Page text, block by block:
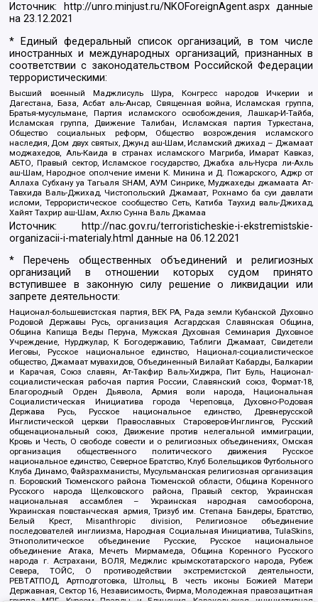
Источник: http://unro.minjust.ru/NKOForeignAgent.aspxданные
на23.12.2021
* Единый федеральный список организаций, в том числе
иностранных и международных организаций, признанных в
соответствии с законодательством Российской Федерации
террористическими:
Высший военный Маджлисуль Шура, Конгресс народов Ичкерии и
Дагестана, База, Асбат аль-Ансар, Священная война, Исламская группа,
Братья-мусульмане, Партия исламского освобождения, Лашкар-И-Тайба,
Исламская группа, Движение Талибан, Исламская партия Туркестана,
Общество социальных реформ, Общество возрождения исламского
наследия, Дом двух святых, Джунд аш-Шам, Исламский джихад – Джамаат
моджахедов, Аль-Каида в странах исламского Магриба, Имарат Кавказ,
АБТО, Правый сектор, Исламское государство, Джабха аль-Нусра ли-Ахль
аш-Шам, Народное ополчение имени К. Минина и Д. Пожарского, Аджр от
Аллаха Субхану уа Тагьаля SHAM, АУМ Синрике, Муджахеды джамаата Ат-
Тавхида Валь-Джихад, Чистопольский Джамаат, Рохнамо ба суи давлати
исломи, Террористическое сообщество Сеть, Катиба Таухид валь-Джихад,
Хайят Тахрир аш-Шам, Ахлю Сунна Валь Джамаа
Источник:
http://nac.gov.ru/terroristicheskie-i-ekstremistskie-
organizacii-i-materialy.html данные на06.12.2021
* Перечень общественных объединений и религиозных
организаций в отношении которых судом принято
вступившее в законную силу решение о ликвидации или
запрете деятельности:
Национал-большевистская партия, ВЕК РА, Рада земли Кубанской Духовно
Родовой Державы Русь, организация Асгардская Славянская Община,
Община Капища Веды Перуна, Мужская Духовная Семинария Духовное
Учреждение, Нурджулар, К Богодержавию, Таблиги Джамаат, Свидетели
Иеговы, Русское национальное единство, Национал-социалистическое
общество, Джамаат мувахидов, Объединенный Вилайат Кабарды, Балкарии
и Карачая, Союз славян, Ат-Такфир Валь-Хиджра, Пит Буль, Национал-
социалистическая рабочая партия России, Славянский союз, Формат-18,
Благородный Орден Дьявола, Армия воли народа, Национальная
Социалистическая Инициатива города Череповца, Духовно-Родовая
Держава Русь, Русское национальное единство, Древнерусской
Инглистической церкви Православных Староверов-Инглингов, Русский
общенациональный союз, Движение против нелегальной иммиграции,
Кровь и Честь, О свободе совести и о религиозных объединениях, Омская
организация общественного политического движения Русское
национальное единство, Северное Братство, Клуб Болельщиков Футбольного
Клуба Динамо, Файзрахманисты, Мусульманская религиозная организация
п. Боровский Тюменского района Тюменской области, Община Коренного
Русского народа Щелковского района, Правый сектор, Украинская
национальная ассамблея – Украинская народная самооборона,
Украинская повстанческая армия, Тризуб им. Степана Бандеры, Братство,
Белый Крест, Misanthropic division, Религиозное объединение
последователей инглиизма, Народная Социальная Инициатива, TulaSkins,
Этнополитическое объединение Русские, Русское национальное
объединение Атака, Мечеть Мирмамеда, Община Коренного Русского
народа г. Астрахани, ВОЛЯ, Меджлис крымскотатарского народа, Рубеж
Севера, ТОЙС, О противодействии экстремистской деятельности,
РЕВТАТПОД, Артподготовка, Штольц, В честь иконы Божией Матери
Державная, Сектор 16, Независимость, Фирма, Молодежная правозащитная